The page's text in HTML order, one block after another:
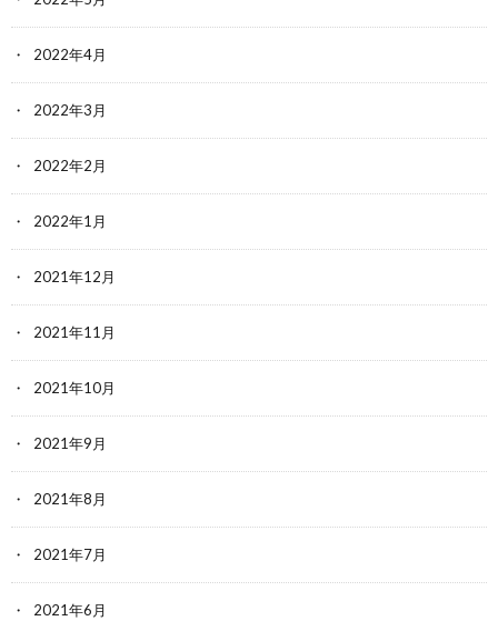
2022年4月
2022年3月
2022年2月
2022年1月
2021年12月
2021年11月
2021年10月
2021年9月
2021年8月
2021年7月
2021年6月